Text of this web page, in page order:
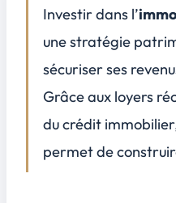
Possible révision des taxes
Effets sur les déductions
Influence sur les projets de
Augmentation des initiatives
Conclusion
Investir dans l’
une stratégie
sécuriser ses
Grâce aux loyers
du crédit
permet de